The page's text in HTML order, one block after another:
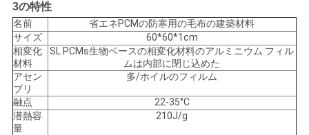
3の特性
名前
省エネPCMの防寒用の毛布の建築材料
サイズ
60*60*1cm
相変化
材料
SL PCMs生物ベースの相変化材料のアルミニウム フィル
ムは内部に閉じ込めた
アセン
ブリ
多/ホイルのフィルム
融点
22-35°C
潜熱容
量
210J/g